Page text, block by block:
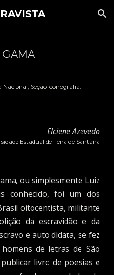
Skip to navigation
GAMA
Seção Iconografia.
Elciene Azevedo
Estadual de Feira de Santana
ou simplesmente Luiz
conhecido, foi um dos
oitocentista, militante
da escravidão e da
e auto didata, se fez
de letras de São
livro de poesias e